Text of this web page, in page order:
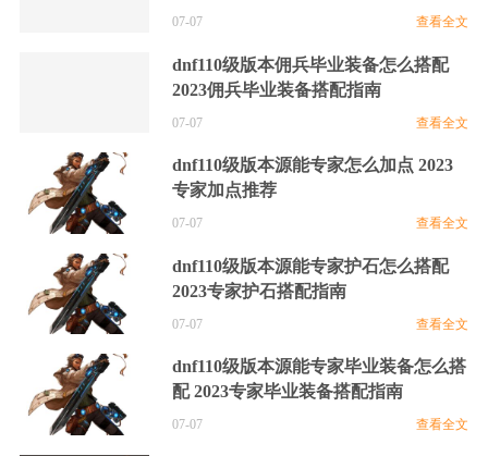
07-07 查看全文
dnf110级版本佣兵毕业装备怎么搭配
2023佣兵毕业装备搭配指南
07-07 查看全文
dnf110级版本源能专家怎么加点 2023
专家加点推荐
07-07 查看全文
dnf110级版本源能专家护石怎么搭配
2023专家护石搭配指南
07-07 查看全文
dnf110级版本源能专家毕业装备怎么搭
配 2023专家毕业装备搭配指南
07-07 查看全文